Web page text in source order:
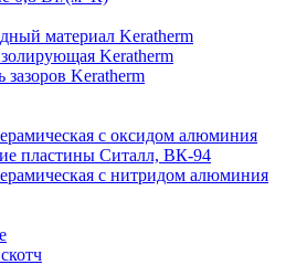
материал Keratherm
Keratherm
зазоров Keratherm
с оксидом алюминия
пластины Ситалл, ВК-94
с нитридом алюминия